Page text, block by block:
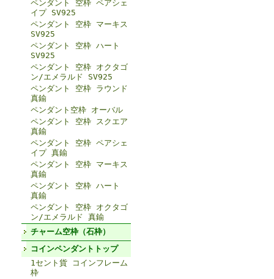
ペンダント 空枠 ペアシェ
イプ SV925
ペンダント 空枠 マーキス
SV925
ペンダント 空枠 ハート
SV925
ペンダント 空枠 オクタゴ
ン/エメラルド SV925
ペンダント 空枠 ラウンド
真鍮
ペンダント空枠 オーバル
ペンダント 空枠 スクエア
真鍮
ペンダント 空枠 ペアシェ
イプ 真鍮
ペンダント 空枠 マーキス
真鍮
ペンダント 空枠 ハート
真鍮
ペンダント 空枠 オクタゴ
ン/エメラルド 真鍮
チャーム空枠（石枠）
コインペンダントトップ
1セント貨 コインフレーム
枠